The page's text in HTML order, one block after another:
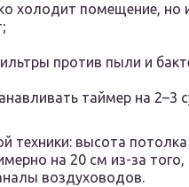
холодит помещение, но
против пыли и
таймер на 2–3
техники: высота потолка
на 20 см из-за того,
воздуховодов.